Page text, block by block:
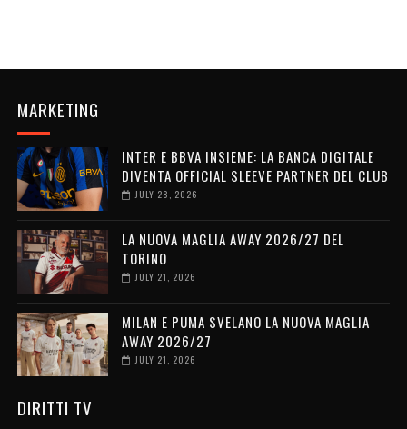
MARKETING
INTER E BBVA INSIEME: LA BANCA DIGITALE
DIVENTA OFFICIAL SLEEVE PARTNER DEL CLUB
JULY 28, 2026
LA NUOVA MAGLIA AWAY 2026/27 DEL
TORINO
JULY 21, 2026
MILAN E PUMA SVELANO LA NUOVA MAGLIA
AWAY 2026/27
JULY 21, 2026
DIRITTI TV